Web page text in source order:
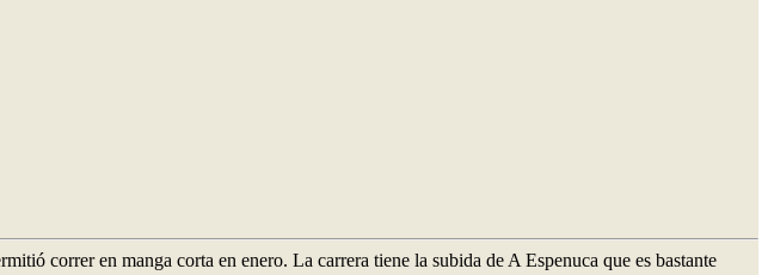
correr en manga corta en enero. La carrera tiene la subida de A Espenuca que es bastante